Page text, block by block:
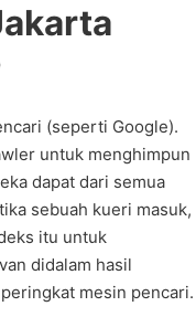
(seperti Google).
untuk menghimpun
dapat dari semua
sebuah kueri masuk,
itu untuk
didalam hasil
mesin pencari.